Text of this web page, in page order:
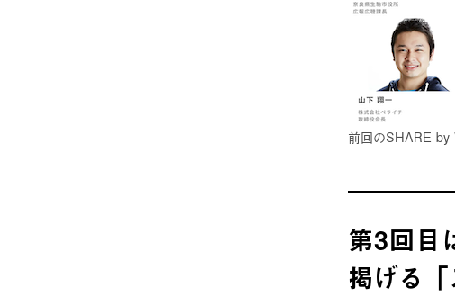
前回のSHARE by
第3回目
掲げる